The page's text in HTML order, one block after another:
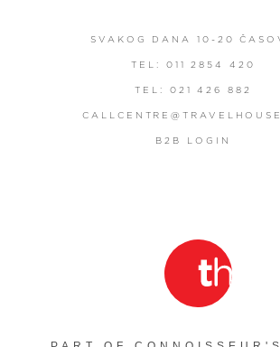
SVAKOG DANA 10-20
TEL: 011 2854 420
TEL: 021 426 882
B2B LOGIN